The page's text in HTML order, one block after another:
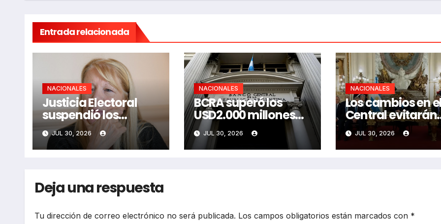
Entrada relacionada
NACIONALES
Justicia Electoral
suspendió los
aportes a 20
partidos
JUL 30, 2026
NACIONALES
BCRA superó los
USD2.000 millones
comprando dólares
JUL 30, 2026
NACIONALES
Los cambios en
Central evitarán
«falsificar
JUL 30, 2026
Deja una respuesta
Tu dirección de correo electrónico no será publicada. Los campos obligatorios están marcados con *